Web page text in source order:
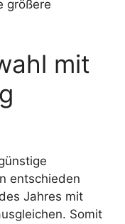
größere
mit
entschieden
Jahres mit
Somit